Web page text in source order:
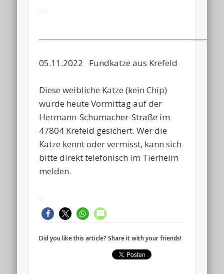
05.11.2022 Fundkatze aus Krefeld
Diese weibliche Katze (kein Chip)
wurde heute Vormittag auf der
Hermann-Schumacher-Straße im
47804 Krefeld gesichert. Wer die
Katze kennt oder vermisst, kann sich
bitte direkt telefonisch im Tierheim
melden.
Did you like this article? Share it with your friends!